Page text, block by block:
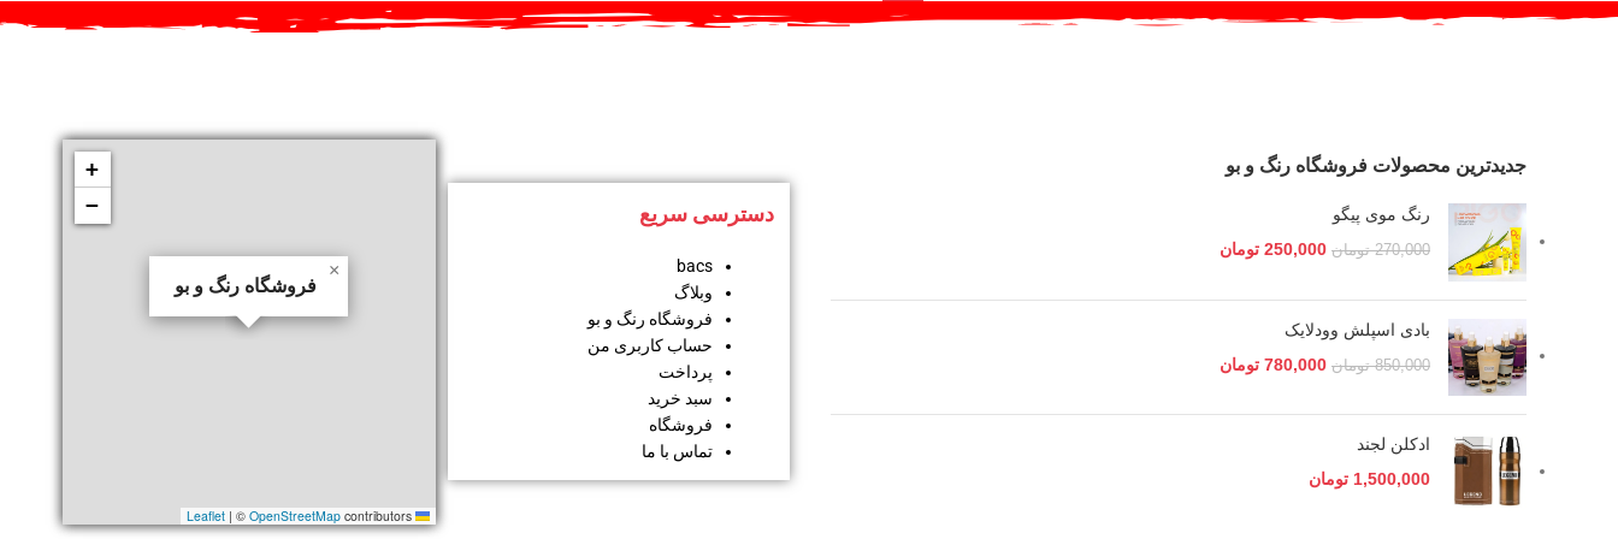
جدیدترین محصولات فروشگاه رنگ و بو
رنگ موی پیگو
270,000 تومان 250,000 تومان
بادی اسپلش وودلایک
850,000 تومان 780,000 تومان
ادکلن لجند
1,500,000 تومان
دسترسی سریع
bacs
وبلاگ
فروشگاه رنگ و بو
حساب کاربری من
پرداخت
سبد خرید
فروشگاه
تماس با ما
فروشگاه رنگ و بو
×
+
−
Leaflet
| ©OpenStreetMap contributors